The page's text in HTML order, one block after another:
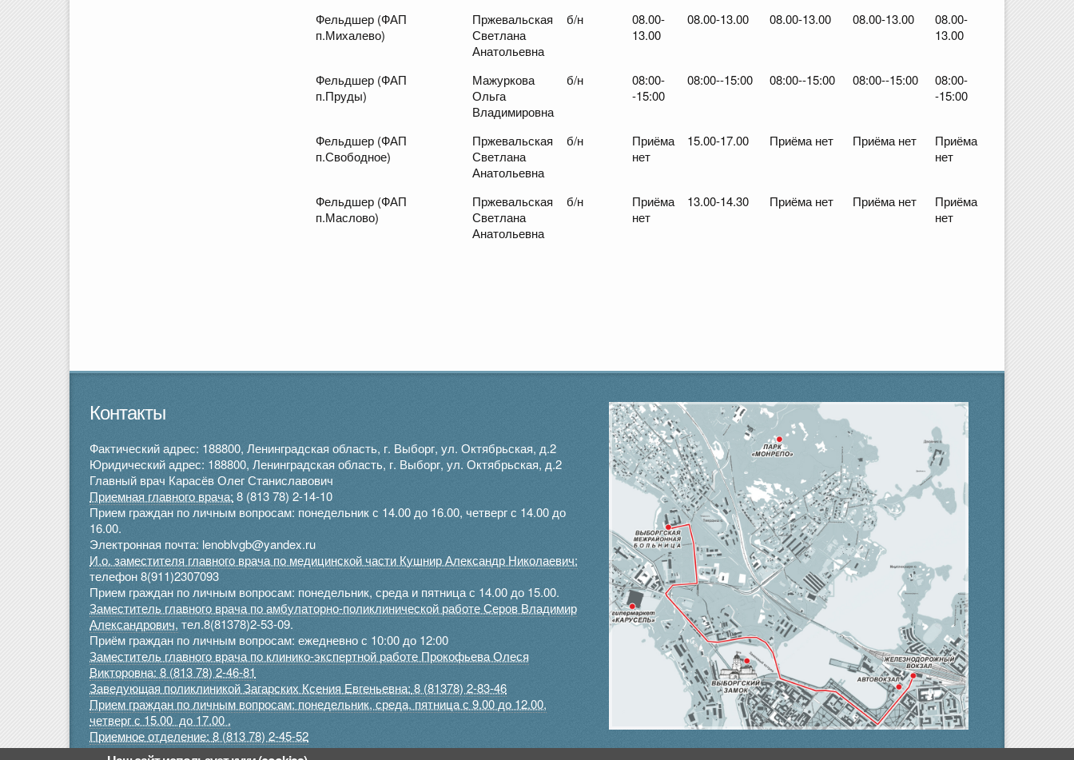
Фельдшер (ФАП
п.Михалево)
Пржевальская
Светлана
Анатольевна
б/н
08.00-
13.00
08.00-13.00 08.00-13.00 08.00-13.00
08.00-
13.00
Фельдшер (ФАП
п.Пруды)
Мажуркова
Ольга
Владимировна
б/н
08:00-
-15:00
08:00--15:00 08:00--15:00 08:00--15:00
08:00-
-15:00
Фельдшер (ФАП
п.Свободное)
Пржевальская
Светлана
Анатольевна
б/н
Приёма
нет
15.00-17.00 Приёма нет Приёма нет
Приёма
нет
Фельдшер (ФАП
п.Маслово)
Пржевальская
Светлана
Анатольевна
б/н
Приёма
нет
13.00-14.30 Приёма нет Приёма нет
Приёма
нет
Контакты
Фактический адрес: 188800, Ленинградская область, г. Выборг, ул. Октябрьская, д.2
Юридический адрес: 188800, Ленинградская область, г. Выборг, ул. Октябрьская, д.2
Главный врач Карасёв Олег Станиславович
Приемная главного врача: 8 (813 78) 2-14-10
Прием граждан по личным вопросам: понедельник с 14.00 до 16.00, четверг с 14.00 до
16.00.
Электронная почта: lenoblvgb@yandex.ru
И.о. заместителя главного врача по медицинской части Кушнир Александр Николаевич:
телефон 8(911)2307093
Прием граждан по личным вопросам: понедельник, среда и пятница с 14.00 до 15.00.
Заместитель главного врача по амбулаторно-поликлинической работе Серов Владимир
Александрович, тел.8(81378)2-53-09.
Приём граждан по личным вопросам: ежедневно с 10:00 до 12:00
Заместитель главного врача по клинико-экспертной работе Прокофьева Олеся
Викторовна: 8 (813 78) 2-46-81
Заведующая поликлиникой Загарских Ксения Евгеньевна: 8 (81378) 2-83-46
Прием граждан по личным вопросам: понедельник, среда, пятница с 9.00 до 12.00,
четверг с 15.00 до 17.00 .
Приемное отделение: 8 (813 78) 2-45-52